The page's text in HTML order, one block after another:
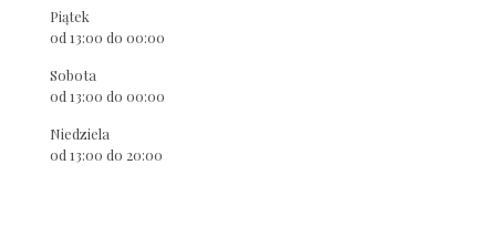
Piątek
od 13:00 do 00:00
Sobota
od 13:00 do 00:00
Niedziela
od 13:00 do 20:00